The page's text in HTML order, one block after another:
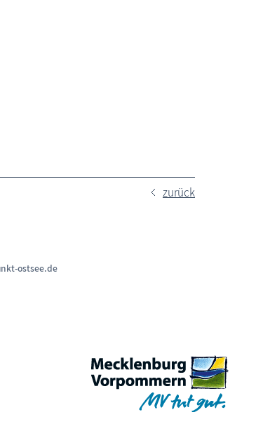
zurück
ostsee.de